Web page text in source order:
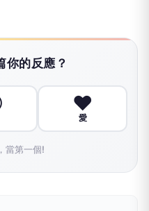
你的反應？
❤️
愛
當第一個!